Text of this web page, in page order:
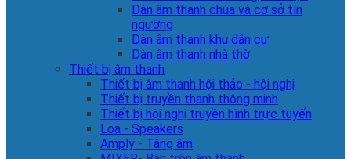
Dàn âm thanh chùa và cơ sở tín
ngưỡng
Dàn âm thanh khu dân cư
Dàn âm thanh nhà thờ
Thiết bị âm thanh
Thiết bị âm thanh hội thảo - hội nghị
Thiết bị truyền thanh thông minh
Thiết bị hội nghị truyền hình trực tuyến
Loa - Speakers
Amply - Tăng âm